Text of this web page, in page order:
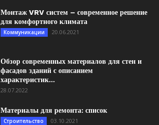
Монтаж VRV систем – современное решение
для комфортного климата
Коммуникации 20.06.2021
Обзор современных материалов для стен и
фасадов зданий с описанием
характеристик...
28.07.2022
Материалы для ремонта: список
Строительство 03.10.2021